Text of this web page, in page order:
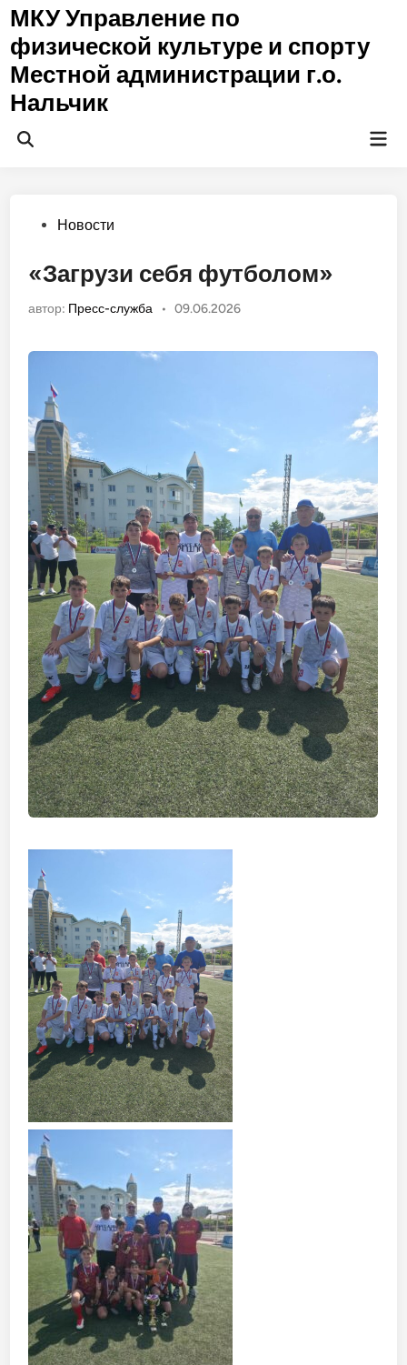
Перейти
содержимому
МКУ Управление по
физической культуре и спорту
Местной администрации г.о.
Нальчик
Открыть
Опубликовано
Новости
«Загрузи себя футболом»
автор: Пресс-служба • 09.06.2026